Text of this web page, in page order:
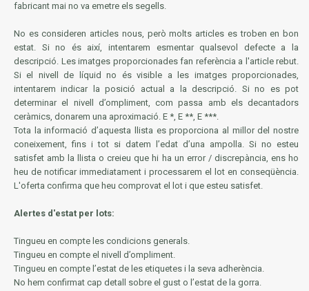
fabricant mai no va emetre els segells.
No es consideren articles nous, però molts articles es troben en bon
estat. Si no és així, intentarem esmentar qualsevol defecte a la
descripció. Les imatges proporcionades fan referència a l'article rebut.
Si el nivell de líquid no és visible a les imatges proporcionades,
intentarem indicar la posició actual a la descripció. Si no es pot
determinar el nivell d’ompliment, com passa amb els decantadors
ceràmics, donarem una aproximació. E *, E **, E ***.
Tota la informació d’aquesta llista es proporciona al millor del nostre
coneixement, fins i tot si datem l’edat d’una ampolla. Si no esteu
satisfet amb la llista o creieu que hi ha un error / discrepància, ens ho
heu de notificar immediatament i processarem el lot en conseqüència.
L'oferta confirma que heu comprovat el lot i que esteu satisfet.
Alertes d'estat per lots:
Tingueu en compte les condicions generals.
Tingueu en compte el nivell d’ompliment.
Tingueu en compte l’estat de les etiquetes i la seva adherència.
No hem confirmat cap detall sobre el gust o l’estat de la gorra.